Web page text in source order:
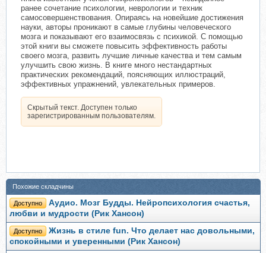
ранее сочетание психологии, неврологии и техник
самосовершенствования. Опираясь на новейшие достижения
науки, авторы проникают в самые глубины человеческого
мозга и показывают его взаимосвязь с психикой. С помощью
этой книги вы сможете повысить эффективность работы
своего мозга, развить лучшие личные качества и тем самым
улучшить свою жизнь. В книге много нестандартных
практических рекомендаций, поясняющих иллюстраций,
эффективных упражнений, увлекательных примеров.
Скрытый текст. Доступен только
зарегистрированным пользователям.
Похожие складчины
Доступно
Аудио. Мозг Будды. Нейропсихология счастья,
любви и мудрости (Рик Хансон)
Доступно
Жизнь в стиле fun. Что делает нас довольными,
спокойными и уверенными (Рик Хансон)